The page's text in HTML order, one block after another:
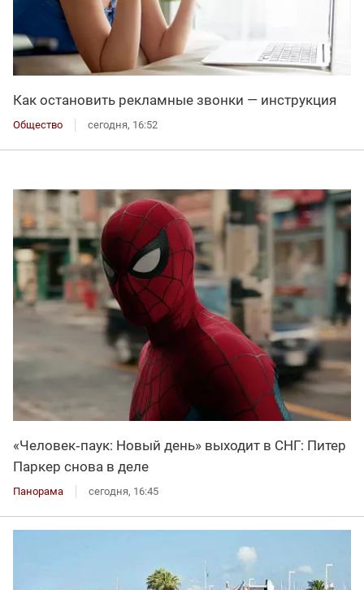
Как остановить рекламные звонки — инструкция
Общество сегодня, 16:52
«Человек‑паук: Новый день» выходит в СНГ: Питер
Паркер снова в деле
Панорама сегодня, 16:45